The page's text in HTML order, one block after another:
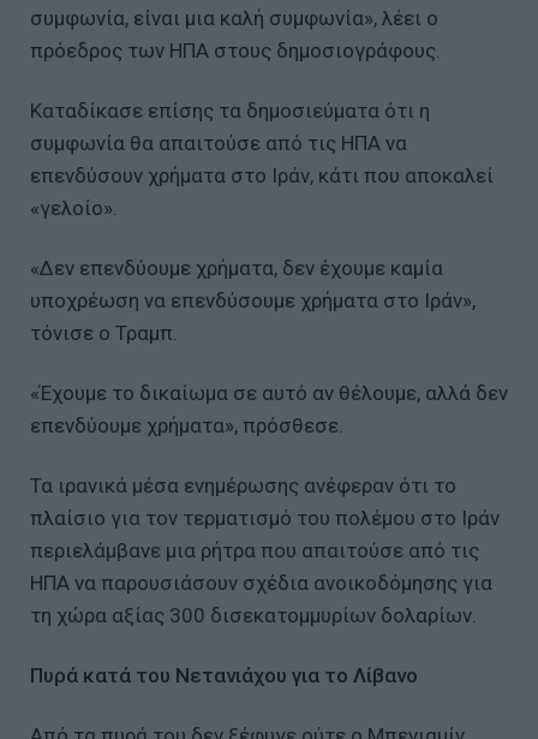
συμφωνία, είναι μια καλή συμφωνία», λέει ο
πρόεδρος των ΗΠΑ στους δημοσιογράφους.
Καταδίκασε επίσης τα δημοσιεύματα ότι η
συμφωνία θα απαιτούσε από τις ΗΠΑ να
επενδύσουν χρήματα στο Ιράν, κάτι που αποκαλεί
«γελοίο».
«Δεν επενδύουμε χρήματα, δεν έχουμε καμία
υποχρέωση να επενδύσουμε χρήματα στο Ιράν»,
τόνισε ο Τραμπ.
«Έχουμε το δικαίωμα σε αυτό αν θέλουμε, αλλά δεν
επενδύουμε χρήματα», πρόσθεσε.
Τα ιρανικά μέσα ενημέρωσης ανέφεραν ότι το
πλαίσιο για τον τερματισμό του πολέμου στο Ιράν
περιελάμβανε μια ρήτρα που απαιτούσε από τις
ΗΠΑ να παρουσιάσουν σχέδια ανοικοδόμησης για
τη χώρα αξίας 300 δισεκατομμυρίων δολαρίων.
Πυρά κατά του Νετανιάχου για το Λίβανο